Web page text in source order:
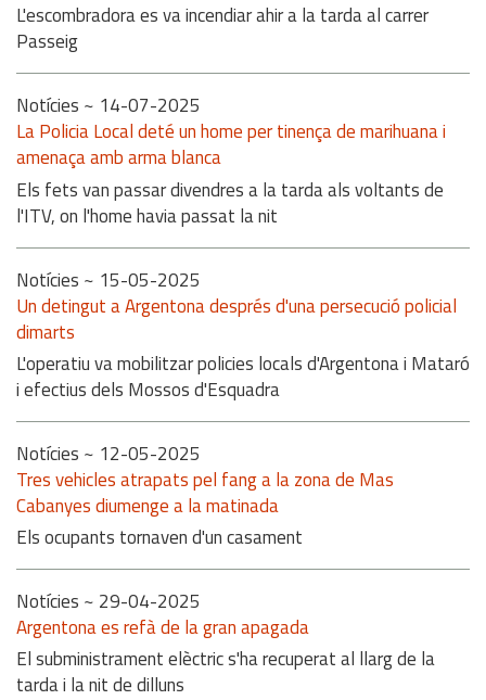
L'escombradora es va incendiar ahir a la tarda al carrer
Passeig
Notícies ~ 14-07-2025
La Policia Local deté un home per tinença de marihuana i
amenaça amb arma blanca
Els fets van passar divendres a la tarda als voltants de
l'ITV, on l'home havia passat la nit
Notícies ~ 15-05-2025
Un detingut a Argentona després d'una persecució policial
dimarts
L'operatiu va mobilitzar policies locals d'Argentona i Mataró
i efectius dels Mossos d'Esquadra
Notícies ~ 12-05-2025
Tres vehicles atrapats pel fang a la zona de Mas
Cabanyes diumenge a la matinada
Els ocupants tornaven d'un casament
Notícies ~ 29-04-2025
Argentona es refà de la gran apagada
El subministrament elèctric s'ha recuperat al llarg de la
tarda i la nit de dilluns